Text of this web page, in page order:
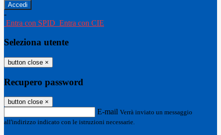
-
Entra con SPID Entra con CIE
Seleziona utente
button close ×
Recupero password
button close ×
E-mail Verrà inviato un messaggio
all'indirizzo indicato con le istruzioni necessarie.